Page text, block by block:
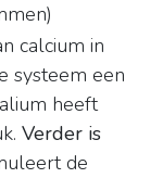
)
calcium in
systeem een
heeft
Verder is
de